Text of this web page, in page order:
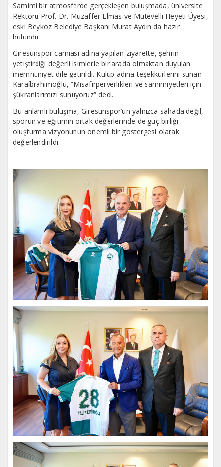
Samimi bir atmosferde gerçekleşen buluşmada, üniversite
Rektörü Prof. Dr. Muzaffer Elmas ve Mütevelli Heyeti Üyesi,
eski Beykoz Belediye Başkanı Murat Aydın da hazır
bulundu.
Giresunspor camiası adına yapılan ziyarette, şehrin
yetiştirdiği değerli isimlerle bir arada olmaktan duyulan
memnuniyet dile getirildi. Kulüp adına teşekkürlerini sunan
Karai̇brahimoğlu, “Misafirperverlikleri ve samimiyetleri için
şükranlarımızı sunuyoruz” dedi.
Bu anlamlı buluşma, Giresunspor’un yalnızca sahada değil,
sporun ve eğitimin ortak değerlerinde de güç birliği
oluşturma vizyonunun önemli bir göstergesi olarak
değerlendirildi.